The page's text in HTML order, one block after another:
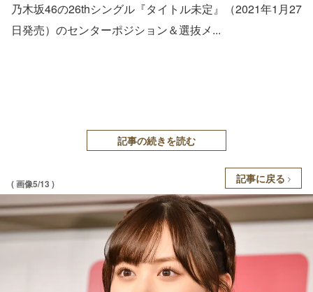
乃木坂46の26thシングル『タイトル未定』（2021年1月27
日発売）のセンターポジション＆選抜メ...
記事の続きを読む
( 画像5/13 ) 記事に戻る